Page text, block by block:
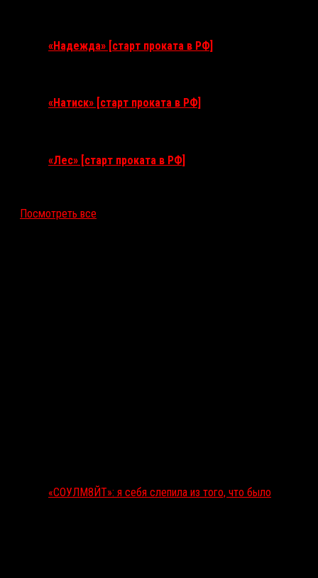
«Надежда» [старт проката в РФ]
«Натиск» [старт проката в РФ]
«Лес» [старт проката в РФ]
Посмотреть все
«СОУЛМ8ЙТ»: я себя слепила из того, что было